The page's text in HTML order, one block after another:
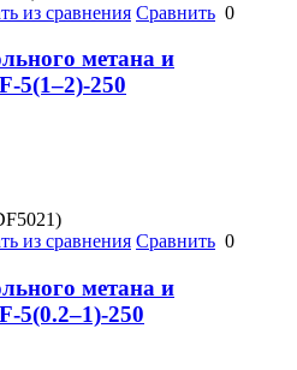
из сравнения Сравнить 0
метана и
5(1–2)-250
из сравнения Сравнить 0
метана и
5(0.2–1)-250